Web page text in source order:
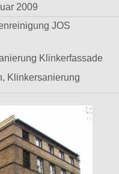
2009
JOS
Klinkerfassade
Klinkersanierung